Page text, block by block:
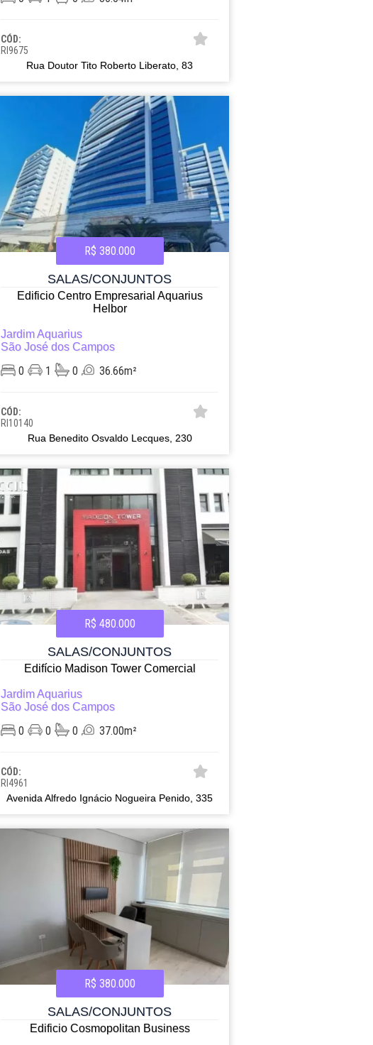
CÓD:
RI9675
Rua Doutor Tito Roberto Liberato, 83
R$ 380.000
SALAS/CONJUNTOS
Edificio Centro Empresarial Aquarius
Helbor
Jardim Aquarius
São José dos Campos
0 1 0 36.66m²
CÓD:
RI10140
Rua Benedito Osvaldo Lecques, 230
R$ 480.000
SALAS/CONJUNTOS
Edifício Madison Tower Comercial
Jardim Aquarius
São José dos Campos
0 0 0 37.00m²
CÓD:
RI4961
Avenida Alfredo Ignácio Nogueira Penido, 335
R$ 380.000
SALAS/CONJUNTOS
Edificio Cosmopolitan Business